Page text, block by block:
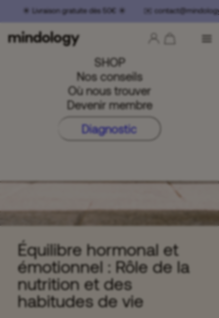
gratuite dès 50€ ☀️ ✉️
SHOP
Nos conseils
Où nous trouver
Devenir membre
Diagnostic
Équilibre hormonal et
émotionnel : Rôle de la
nutrition et des
habitudes de vie